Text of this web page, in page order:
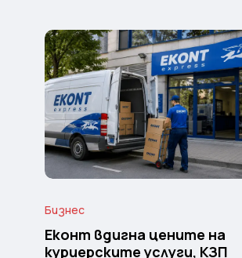
Бизнес
Еконт вдигна цените на
куриерските услуги, КЗП